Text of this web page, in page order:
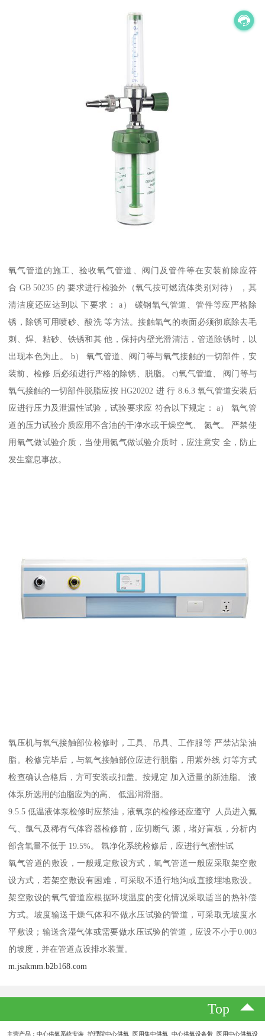
氧气管道的施工、验收氧气管道、阀门及管件等在安装前除应符
合 GB 50235 的 要求进行检验外（氧气按可燃流体类别对待） ，其
清洁度还应达到以 下要求： a） 碳钢氧气管道、管件等应严格除
锈，除锈可用喷砂、酸洗 等方法。接触氧气的表面必须彻底除去毛
刺、焊、粘砂、铁锈和其 他，保持内壁光滑清洁，管道除锈时，以
出现本色为止。 b） 氧气管道、阀门等与氧气接触的一切部件，安
装前、检修 后必须进行严格的除锈、脱脂。 c)氧气管道、 阀门等与
氧气接触的一切部件脱脂应按 HG20202 进 行 8.6.3 氧气管道安装后
应进行压力及泄漏性试验，试验要求应 符合以下规定： a） 氧气管
道的压力试验介质应用不含油的干净水或干燥空气、 氮气。 严禁使
用氧气做试验介质，当使用氮气做试验介质时，应注意安 全，防止
发生窒息事故。
氧压机与氧气接触部位检修时，工具、吊具、工作服等 严禁沾染油
脂。检修完毕后，与氧气接触部位应进行脱脂，用紫外线 灯等方式
检查确认合格后，方可安装或扣盖。按规定 加入适量的新油脂。 液
体泵所选用的油脂应为的高、 低温润滑脂。
9.5.5 低温液体泵检修时应禁油，液氧泵的检修还应遵守 人员进入氮
气、氩气及稀有气体容器检修前，应切断气 源，堵好盲板，分析内
部含氧量不低于 19.5%。 氩净化系统检修后，应进行气密性试
氧气管道的敷设，一般规定敷设方式，氧气管道一般应采取架空敷
设方式，若架空敷设有困难，可采取不通行地沟或直接埋地敷设。
架空敷设的氧气管道应根据环境温度的变化情况采取适当的热补偿
方式。坡度输送干燥气体和不做水压试验的管道，可采取无坡度水
平敷设；输送含湿气体或需要做水压试验的管道，应设不小于0.003
的坡度，并在管道点设排水装置。
m.jsakmm.b2b168.com
Top
主营产品：中心供氧系统安装 护理院中心供氧 医用集中供氧 中心供氧设备带 医用中心供氧设